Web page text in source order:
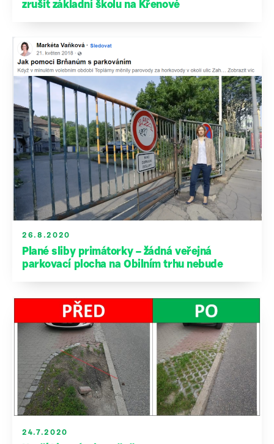
zrušit základní školu na Křenové
26.8.2020
Plané sliby primátorky – žádná veřejná
parkovací plocha na Obilním trhu nebude
24.7.2020